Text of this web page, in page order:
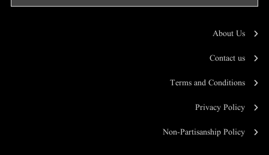
About Us
Contact us
Terms and Conditions
Privacy Policy
Non-Partisanship Policy